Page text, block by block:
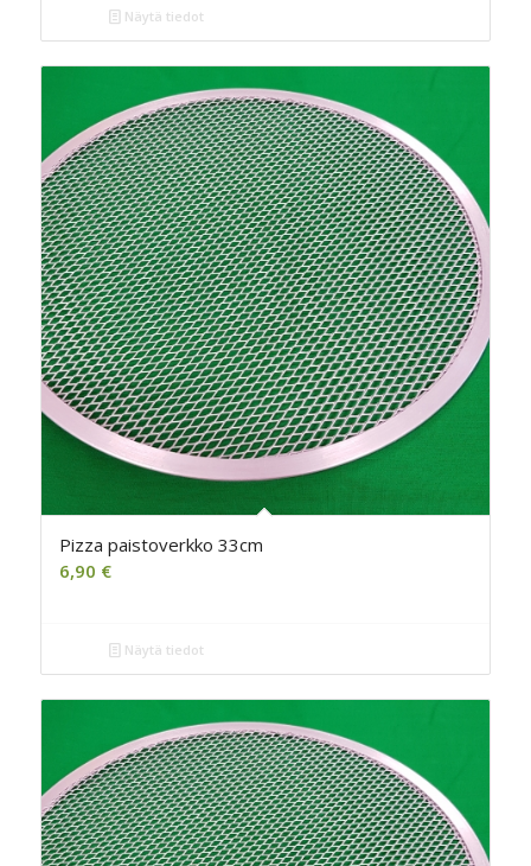
Näytä tiedot
Pizza paistoverkko 33cm
6,90 €
Näytä tiedot